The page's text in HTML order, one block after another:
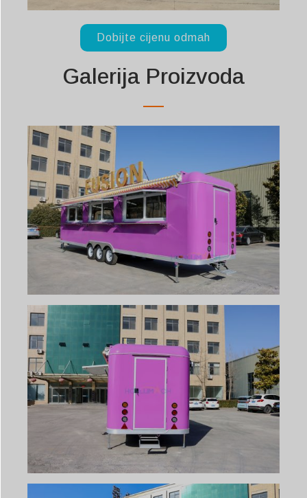
Dobijte cijenu odmah
Galerija Proizvoda